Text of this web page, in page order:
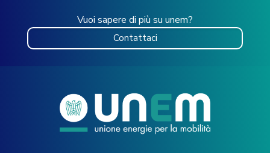
Vuoi sapere di più su unem?
Contattaci